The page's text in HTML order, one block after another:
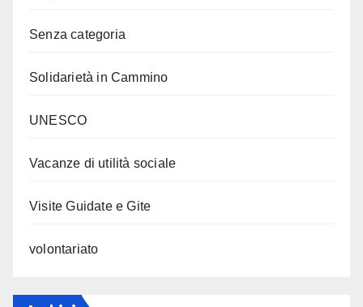
Senza categoria
Solidarietà in Cammino
UNESCO
Vacanze di utilità sociale
Visite Guidate e Gite
volontariato